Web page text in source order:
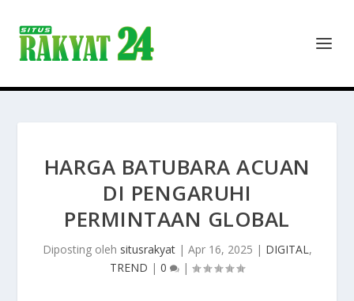
HARGA BATUBARA ACUAN
DI PENGARUHI
PERMINTAAN GLOBAL
Diposting oleh situsrakyat| Apr 16, 2025 | DIGITAL,
TREND | 0 |